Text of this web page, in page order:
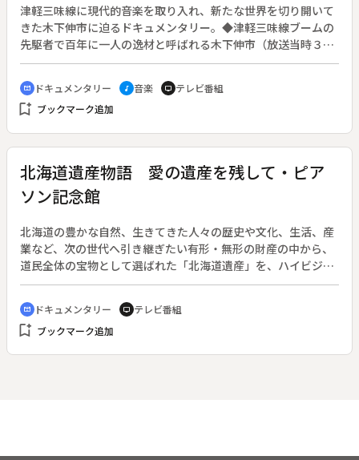
津軽三味線に現代的音楽を取り入れ、新たな世界を切り開いて
きた木下伸市に迫るドキュメンタリー。◆津軽三味線ブームの
先駆者で百年に一人の逸材と呼ばれる木下伸市（放送当時３６
歳）。本場・津軽出身でない木下には流派も後ろ盾もない。し
かし、自分にしかできない自分の奏法を追い求めてきた。二年
連続で津軽三味線全国大会日本一になった木下は、一方では洋
楽器との共演やエレキ三味線を考案。常に新しいアイデアに挑
軸に、伝統和楽器の雄・津軽三味線の奥深さを探求する。
cinematic_blur ドキュメンタリー music_note 音楽 tv テレビ番組
bookmark_add ブックマーク追加
北海道遺産物語 愛の遺産を残して・ピア
ソン記念館
北海道の豊かな自然、生きてきた人々の歴史や文化、生活、産
業など、次の世代へ引き継ぎたい有形・無形の財産の中から、
道民全体の宝物として選ばれた「北海道遺産」を、ハイビジョ
ンで撮影された美しい映像と共に紹介する。◆ジョージ・ピア
ソン夫妻が３５年間に及ぶ農村伝道を行い、北見の高台にあっ
た家を後にし祖国アメリカに戻ったのは１９２８年の春。妻の
アイダは札幌農学校でドイツ語の教鞭をとったこともあり、教
cinematic_blur ドキュメンタリー tv テレビ番組
bookmark_add ブックマーク追加